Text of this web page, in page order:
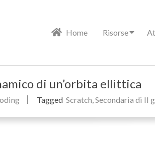
Home Risorse
di un’orbita ellittica
Tagged Scratch,Secondaria di II